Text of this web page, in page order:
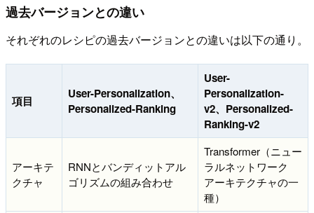
過去バージョンとの違い
それぞれのレシピの過去バージョンとの違いは以下の通り。
項目
User-Personalization、
Personalized-Ranking
User-
Personalization-
v2、Personalized-
Ranking-v2
アーキテ
クチャ
RNNとバンディットアル
ゴリズムの組み合わせ
Transformer（ニュー
ラルネットワーク
アーキテクチャの一
種）